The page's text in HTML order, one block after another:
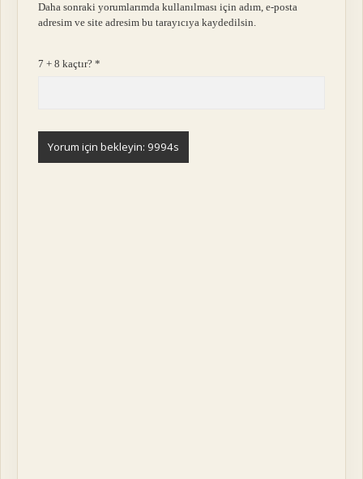
Daha sonraki yorumlarımda kullanılması için adım, e-posta
adresim ve site adresim bu tarayıcıya kaydedilsin.
7 + 8 kaçtır?*